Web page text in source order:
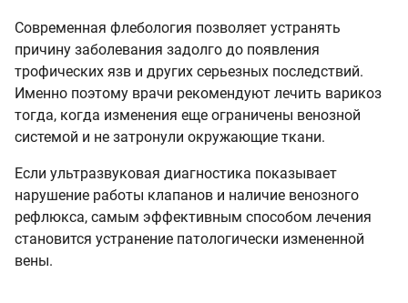
Современная флебология позволяет устранять
причину заболевания задолго до появления
трофических язв и других серьезных последствий.
Именно поэтому врачи рекомендуют лечить варикоз
тогда, когда изменения еще ограничены венозной
системой и не затронули окружающие ткани.
Если ультразвуковая диагностика показывает
нарушение работы клапанов и наличие венозного
рефлюкса, самым эффективным способом лечения
становится устранение патологически измененной
вены.